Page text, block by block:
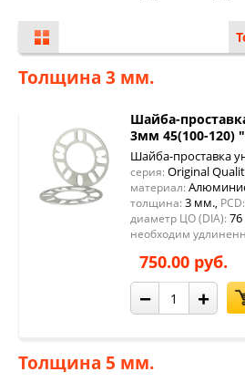
Толщина 3 мм.
Шайба-
3мм 45(100-120)
Шайба-проставка
серия: Original
материал:
толщина: 3 мм., PCD:
диаметр ЦО (DIA): 76
необходим
750.00 руб.
− +
Толщина 5 мм.